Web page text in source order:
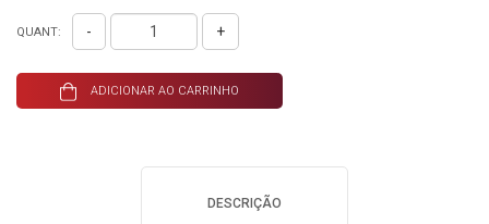
QUANT: - +
ADICIONAR AO CARRINHO
DESCRIÇÃO